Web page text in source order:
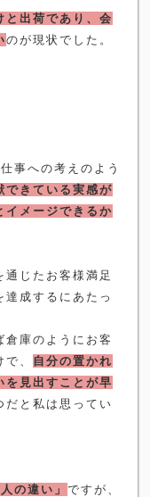
と出荷であり、会
のが現状でした。
事への考えのよう
できている実感が
イメージできるか
じたお客様満足
成するにあたっ
倉庫のようにお客
、 自分の置かれ
を見出すことが早
だと私は思ってい
の違い」 ですが、